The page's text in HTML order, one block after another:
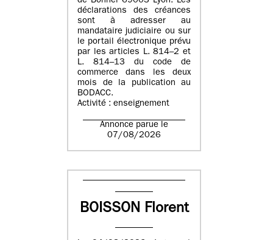
déclarations des créances
sont à adresser au
mandataire judiciaire ou sur
le portail électronique prévu
par les articles L. 814–2 et
L. 814–13 du code de
commerce dans les deux
mois de la publication au
BODACC.
Activité : enseignement
Annonce parue le
07/08/2026
BOISSON Florent